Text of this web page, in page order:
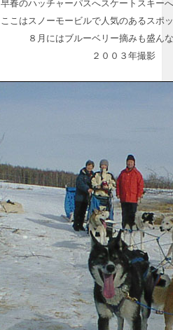
早春のハッチャーパスへスケートスキー
ここはスノーモービルで人気のあるスポ
８月にはブルーベリー摘みも盛ん
２００３年撮影